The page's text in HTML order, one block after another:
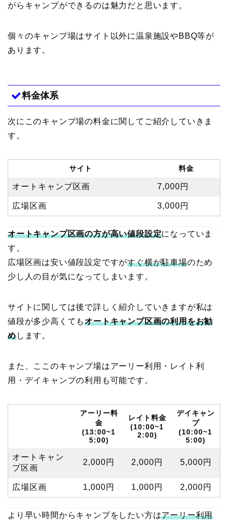
がらキャンプができるのは魅力だと思います。
個々のキャンプ場はサイト以外に温泉施設やBBQ等が
あります。
料金体系
次にこのキャンプ場の料金に関してご紹介していきま
す。
サイト 料金
オートキャンプ区画 7,000円
広場区画 3,000円
オートキャンプ区画の方が高い値段設定になっていま
す。
広場区画は安い値段設定ですがすぐ横が駐車場のため
少し人の目が気になってしまいます。
サイトに関しては後で詳しく紹介していきますが私は
値段が多少高くてもオートキャンプ区画の利用をお勧
めします。
また、ここのキャンプ場はアーリー利用・レイト利
用・デイキャンプの利用も可能です。
アーリー料
金
(13:00~1
5:00)
レイト料金
(10:00~1
2:00)
デイキャン
プ
(10:00~1
5:00)
オートキャン
プ区画
2,000円 2,000円 5,000円
広場区画 1,000円 1,000円 2,000円
より早い時間からキャンプをしたい方はアーリー利用